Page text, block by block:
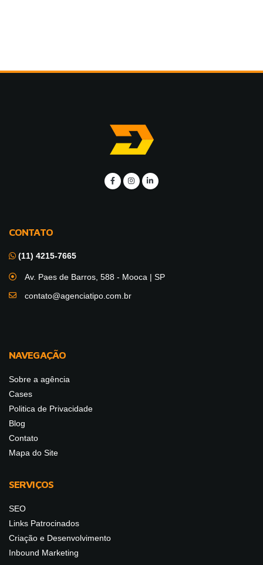
CONTATO
(11) 4215-7665
Av. Paes de Barros, 588 - Mooca | SP
contato@agenciatipo.com.br
NAVEGAÇÃO
Sobre a agência
Cases
Politica de Privacidade
Blog
Contato
Mapa do Site
SERVIÇOS
SEO
Links Patrocinados
Criação e Desenvolvimento
Inbound Marketing